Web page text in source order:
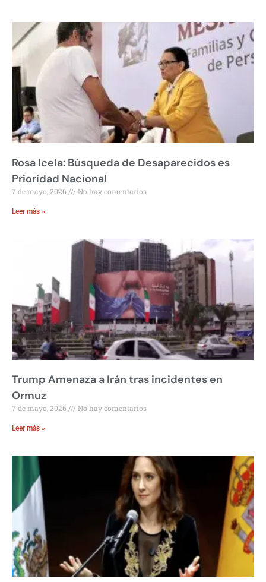
Rosa Icela: Búsqueda de Desaparecidos es
Prioridad Nacional
7 de mayo, 2026 No hay comentarios
Leer más »
Trump Amenaza a Irán tras incidentes en
Ormuz
7 de mayo, 2026 No hay comentarios
Leer más »